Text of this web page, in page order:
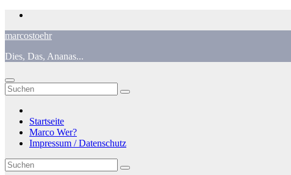
Zum
springen
marcostoehr
Dies, Das, Ananas...
Startseite
Marco Wer?
Impressum / Datenschutz